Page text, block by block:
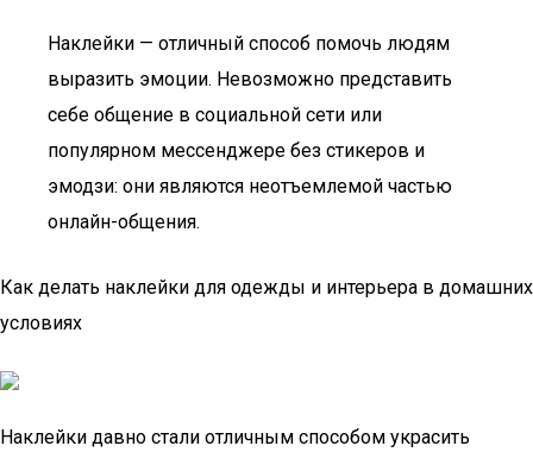
Наклейки — отличный способ помочь людям
выразить эмоции. Невозможно представить
себе общение в социальной сети или
популярном мессенджере без стикеров и
эмодзи: они являются неотъемлемой частью
онлайн-общения.
Как делать наклейки для одежды и интерьера в домашних
условиях
Наклейки давно стали отличным способом украсить